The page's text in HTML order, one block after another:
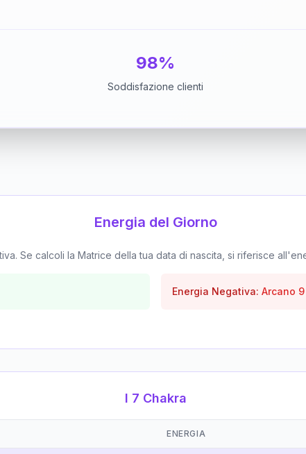
98%
Soddisfazione clienti
Energia del Giorno
Se calcoli la Matrice della tua data di nascita, si riferisce
Energia Negativa: Arcano 9
I 7 Chakra
ENERGIA